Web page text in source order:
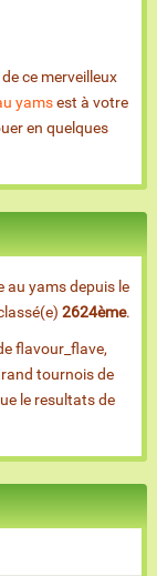
ce merveilleux
yamsest à votre
en quelques
au yams depuis le
2624ème.
flavour_flave,
tournois de
le resultats de